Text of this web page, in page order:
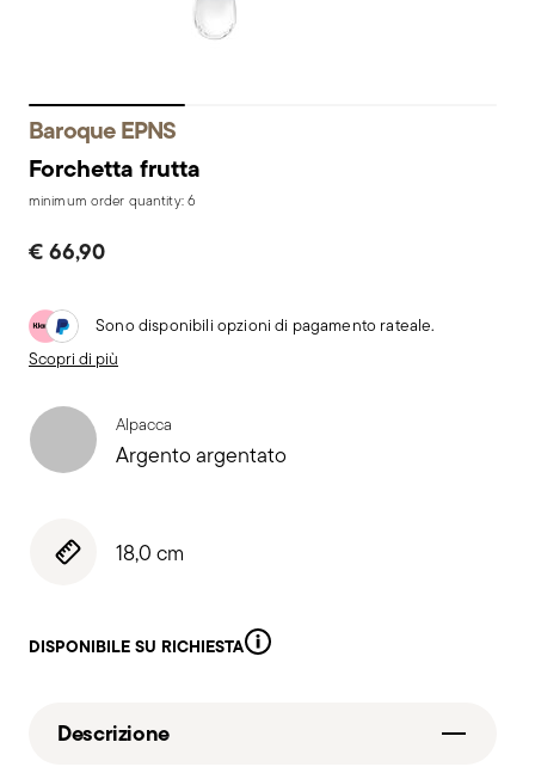
Baroque EPNS
Forchetta frutta
minimum order quantity: 6
€ 66,90
Sono disponibili opzioni di pagamento rateale.
Scopri di più
Alpacca
Argento argentato
18,0 cm
DISPONIBILE SU RICHIESTA
Descrizione